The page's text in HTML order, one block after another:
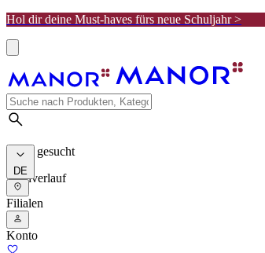
Hol dir deine Must-haves fürs neue Schuljahr >
Meist gesucht
Suchverlauf
DE
Filialen
Konto